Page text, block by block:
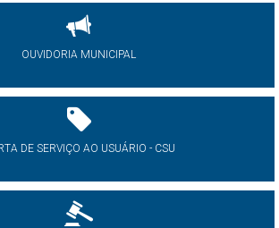
OUVIDORIA MUNICIPAL
DE SERVIÇO AO USUÁRIO - CSU